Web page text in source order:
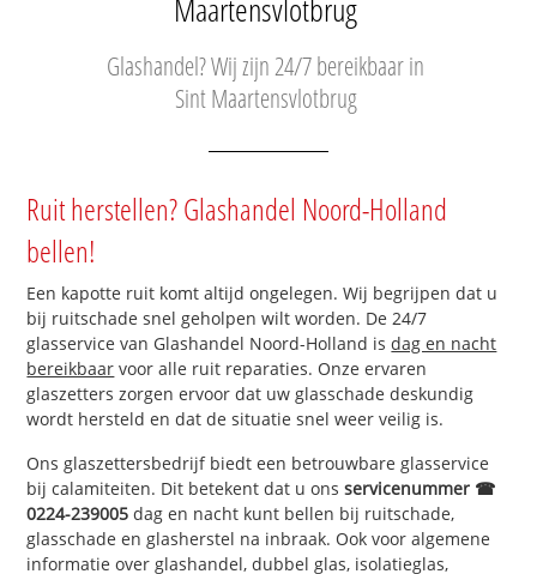
Maartensvlotbrug
Glashandel? Wij zijn 24/7 bereikbaar in
Sint Maartensvlotbrug
Ruit herstellen? Glashandel Noord-Holland
bellen!
Een kapotte ruit komt altijd ongelegen. Wij begrijpen dat u
bij ruitschade snel geholpen wilt worden. De 24/7
glasservice van Glashandel Noord-Holland isdag en nacht
bereikbaar voor alle ruit reparaties. Onze ervaren
glaszetters zorgen ervoor dat uw glasschade deskundig
wordt hersteld en dat de situatie snel weer veilig is.
Ons glaszettersbedrijf biedt een betrouwbare glasservice
bij calamiteiten. Dit betekent dat u onsservicenummer ☎
0224-239005 dag en nacht kunt bellen bij ruitschade,
glasschade en glasherstel na inbraak. Ook voor algemene
informatie over glashandel, dubbel glas, isolatieglas,